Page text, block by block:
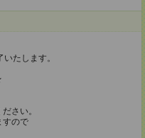
たします。
さい。
すので